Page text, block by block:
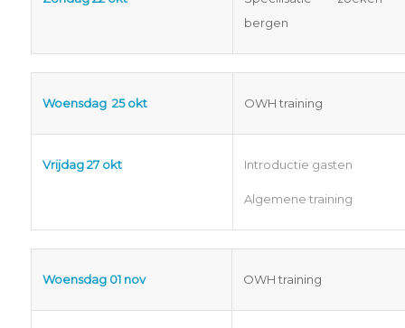
bergen
Woensdag 25 okt OWH training
Vrijdag 27 okt Introductie gasten
Algemene training
Woensdag 01 nov OWH training